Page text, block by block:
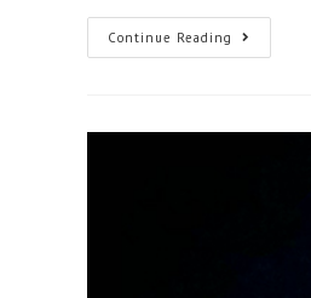
Continue Reading